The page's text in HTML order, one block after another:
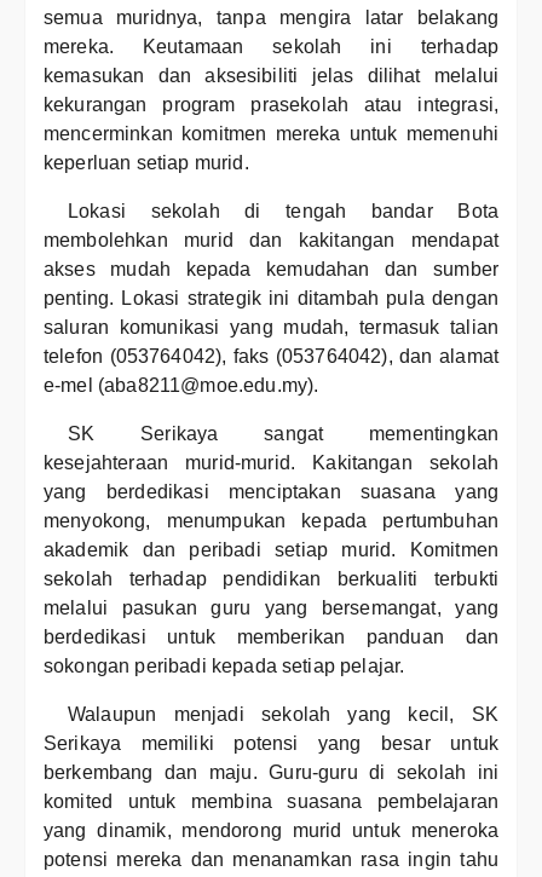
semua muridnya, tanpa mengira latar belakang
mereka. Keutamaan sekolah ini terhadap
kemasukan dan aksesibiliti jelas dilihat melalui
kekurangan program prasekolah atau integrasi,
mencerminkan komitmen mereka untuk memenuhi
keperluan setiap murid.
Lokasi sekolah di tengah bandar Bota
membolehkan murid dan kakitangan mendapat
akses mudah kepada kemudahan dan sumber
penting. Lokasi strategik ini ditambah pula dengan
saluran komunikasi yang mudah, termasuk talian
telefon (053764042), faks (053764042), dan alamat
e-mel (aba8211@moe.edu.my).
SK Serikaya sangat mementingkan
kesejahteraan murid-murid. Kakitangan sekolah
yang berdedikasi menciptakan suasana yang
menyokong, menumpukan kepada pertumbuhan
akademik dan peribadi setiap murid. Komitmen
sekolah terhadap pendidikan berkualiti terbukti
melalui pasukan guru yang bersemangat, yang
berdedikasi untuk memberikan panduan dan
sokongan peribadi kepada setiap pelajar.
Walaupun menjadi sekolah yang kecil, SK
Serikaya memiliki potensi yang besar untuk
berkembang dan maju. Guru-guru di sekolah ini
komited untuk membina suasana pembelajaran
yang dinamik, mendorong murid untuk meneroka
potensi mereka dan menanamkan rasa ingin tahu